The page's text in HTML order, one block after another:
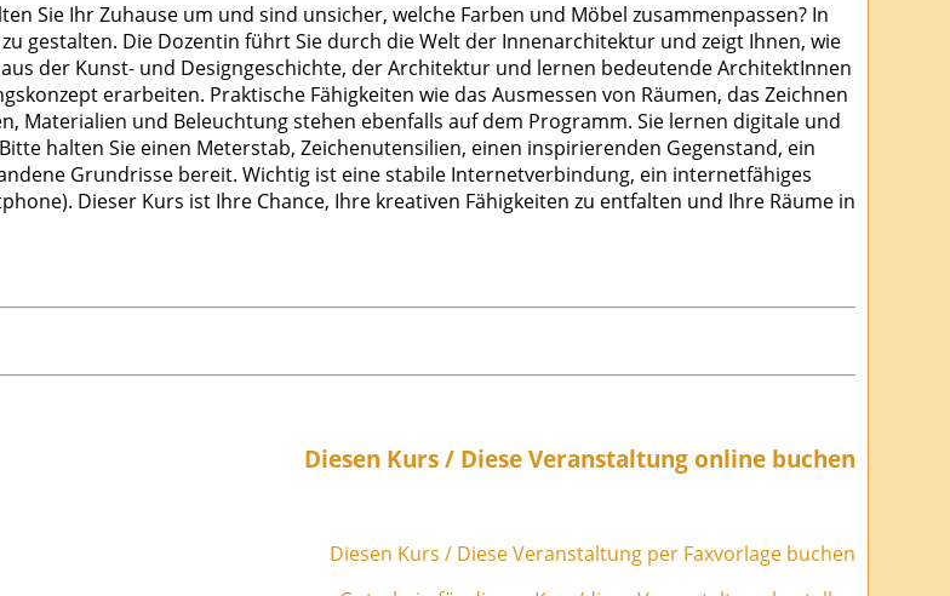
Sie Ihr Zuhause um und sind unsicher, welche Farben und Möbel zusammenpassen? In
gestalten. Die Dozentin führt Sie durch die Welt der Innenarchitektur und zeigt Ihnen, wie
der Kunst- und Designgeschichte, der Architektur und lernen bedeutende ArchitektInnen
erarbeiten. Praktische Fähigkeiten wie das Ausmessen von Räumen, das Zeichnen
Materialien und Beleuchtung stehen ebenfalls auf dem Programm. Sie lernen digitale und
halten Sie einen Meterstab, Zeichenutensilien, einen inspirierenden Gegenstand, ein
Grundrisse bereit. Wichtig ist eine stabile Internetverbindung, ein internetfähiges
Dieser Kurs ist Ihre Chance, Ihre kreativen Fähigkeiten zu entfalten und Ihre Räume in
Diesen Kurs / Diese Veranstaltung online buchen
Diesen Kurs / Diese Veranstaltung per Faxvorlage buchen